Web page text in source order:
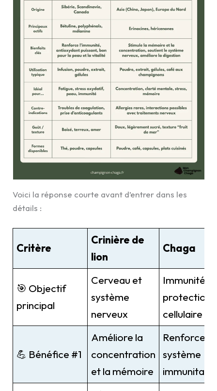
Voici la réponse courte avant d’entrer dans les
détails :
Critère
Crinière de
lion
Chaga
🎯 Objectif
principal
Cerveau et
système
nerveux
Immunité et
protection
cellulaire
💪 Bénéfice #1
Améliore la
concentration
et la mémoire
Renforce le
système
immunitaire